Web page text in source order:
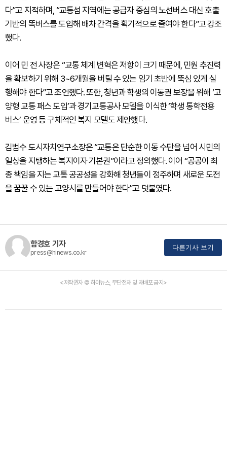
다”고 지적하며, “교통섬 지역에는 공급자 중심의 노선버스 대신 호출
기반의 똑버스를 도입해 배차 간격을 획기적으로 줄여야 한다”고 강조
했다.
이어 민 전 사장은 “교통 체계 변혁은 저항이 크기 때문에, 민원 추진력
을 확보하기 위해 3~6개월을 버틸 수 있는 임기 초반에 뚝심 있게 실
행해야 한다”고 조언했다. 또한, 청년과 학생의 이동권 보장을 위해 ‘고
양형 교통 패스 도입’과 경기교통공사 모델을 이식한 ‘학생 통학전용
버스’ 운영 등 구체적인 복지 모델도 제안했다.
김범수 도시자치연구소장은 “교통은 단순한 이동 수단을 넘어 시민의
일상을 지탱하는 복지이자 기본권”이라고 정의했다. 이어 “공공이 최
종 책임을 지는 교통 공공성을 강화해 청년들이 정주하며 새로운 도전
을 꿈꿀 수 있는 고양시를 만들어야 한다”고 덧붙였다.
함경호 기자
press@hinews.co.kr
다른기사 보기
<저작권자 © 하이뉴스, 무단전재 및 재배포 금지>